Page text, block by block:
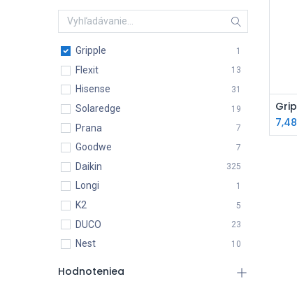
Gripple 1
Flexit 13
Hisense 31
Solaredge 19
Prana 7
Goodwe 7
Daikin 325
Longi 1
K2 5
DUCO 23
Nest 10
Hodnoteniea
7,48